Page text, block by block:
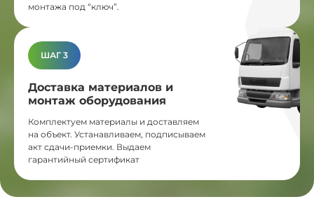
монтажа под “ключ”.
ШАГ 3
Доставка материалов и
монтаж оборудования
Комплектуем материалы и доставляем
на объект. Устанавливаем, подписываем
акт сдачи-приемки. Выдаем
гарантийный сертификат